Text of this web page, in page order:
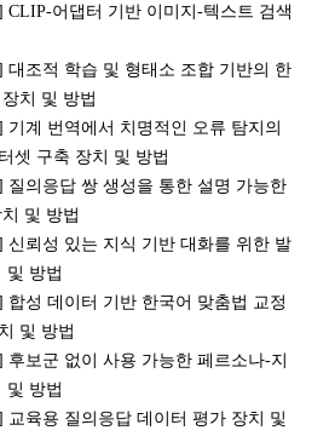
CLIP-어댑터 기반 이미지-텍스트 검색
대조적 학습 및 형태소 조합 기반의 한
치 및 방법
기계 번역에서 치명적인 오류 탐지의
셋 구축 장치 및 방법
질의응답 쌍 생성을 통한 설명 가능한
및 방법
신뢰성 있는 지식 기반 대화를 위한 발
및 방법
합성 데이터 기반 한국어 맞춤법 교정
및 방법
후보군 없이 사용 가능한 페르소나-지
및 방법
교육용 질의응답 데이터 평가 장치 및